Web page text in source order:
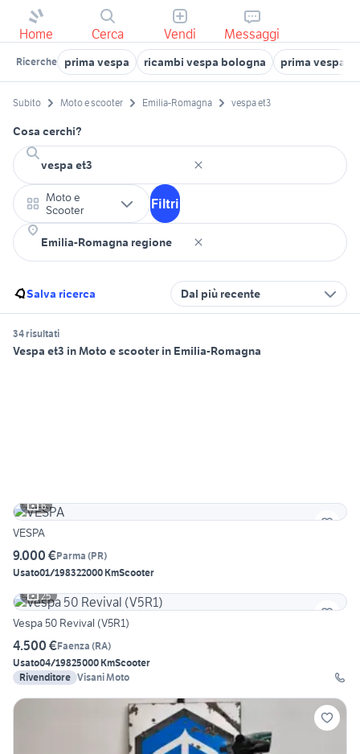
Home Cerca Vendi Messaggi
Ricerche prima vespa ricambi vespa bologna prima vespa
Subito Moto e scooter Emilia-Romagna vespa et3
Cosa cerchi?
Moto e
Scooter
Filtri
Salva ricerca Dal più recente
34 risultati
Vespa et3 in Moto e scooter in Emilia-Romagna
6
VESPA
9.000 €Parma (PR)
Usato01/198322000 KmScooter
25
Vespa 50 Revival (V5R1)
4.500 €Faenza (RA)
Usato04/19825000 KmScooter
Rivenditore Visani Moto